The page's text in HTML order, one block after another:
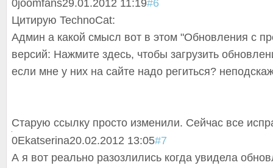
0joomfans29.01.2012 11:19#6
Цитирую TechnoCat:
Админ а какой смысл вот в этом "Обновления с
версий: Нажмите здесь, чтобы загрузить
если мне у них на сайте надо региться?
Старую ссылку просто изменили. Сейчас все
0Ekatserina20.02.2012 13:05#7
А я вот реально разозлились когда увидела